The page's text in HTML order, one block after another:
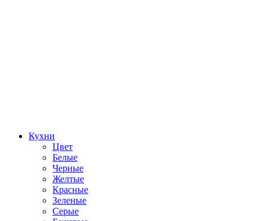
Кухни
Цвет
Белые
Черные
Желтые
Красные
Зеленые
Серые